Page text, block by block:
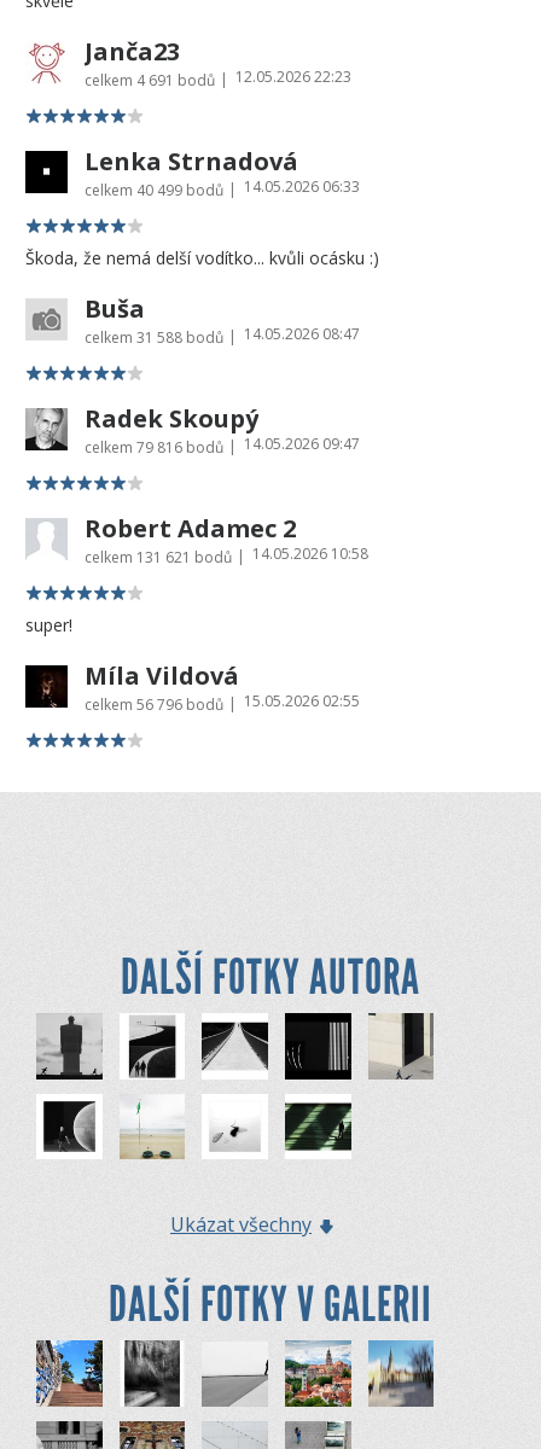
Janča23
celkem 4 691 bodů | 12.05.2026 22:23
Lenka Strnadová
celkem 40 499 bodů | 14.05.2026 06:33
Škoda, že nemá delší vodítko... kvůli ocásku :)
Buša
celkem 31 588 bodů | 14.05.2026 08:47
Radek Skoupý
celkem 79 816 bodů | 14.05.2026 09:47
Robert Adamec 2
celkem 131 621 bodů | 14.05.2026 10:58
super!
Míla Vildová
celkem 56 796 bodů | 15.05.2026 02:55
DALŠÍ FOTKY AUTORA
Ukázat všechny
DALŠÍ FOTKY V GALERII